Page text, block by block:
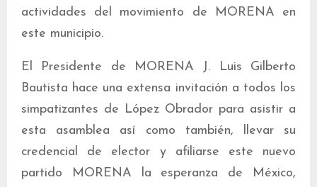
actividades del movimiento de MORENA en
este municipio.
El Presidente de MORENA J. Luis Gilberto
Bautista hace una extensa invitación a todos los
simpatizantes de López Obrador para asistir a
esta asamblea así como también, llevar su
credencial de elector y afiliarse este nuevo
partido MORENA la esperanza de México,